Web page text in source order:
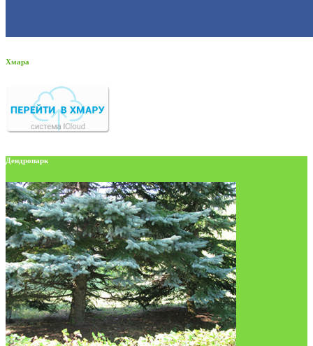
Хмара
Дендропарк